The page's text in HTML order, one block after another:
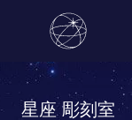
星座 彫刻室